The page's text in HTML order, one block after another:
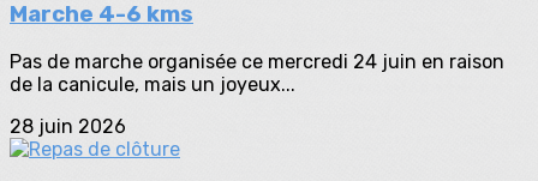
Marche 4-6 kms
Pas de marche organisée ce mercredi 24 juin en raison
de la canicule, mais un joyeux...
28 juin 2026